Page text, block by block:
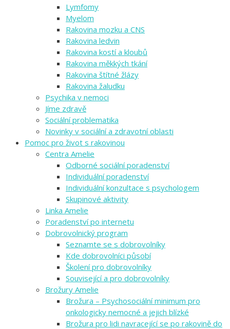
Lymfomy
Myelom
Rakovina mozku a CNS
Rakovina ledvin
Rakovina kostí a kloubů
Rakovina měkkých tkání
Rakovina štítné žlázy
Rakovina žaludku
Psychika v nemoci
Jíme zdravě
Sociální problematika
Novinky v sociální a zdravotní oblasti
Pomoc pro život s rakovinou
Centra Amelie
Odborné sociální poradenství
Individuální poradenství
Individuální konzultace s psychologem
Skupinové aktivity
Linka Amelie
Poradenství po internetu
Dobrovolnický program
Seznamte se s dobrovolníky
Kde dobrovolníci působí
Školení pro dobrovolníky
Související a pro dobrovolníky
Brožury Amelie
Brožura – Psychosociální minimum pro
onkologicky nemocné a jejich blízké
Brožura pro lidi navracející se po rakovině do